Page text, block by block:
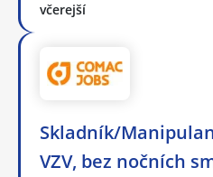
včerejší
Skladník/
VZV, bez nočních